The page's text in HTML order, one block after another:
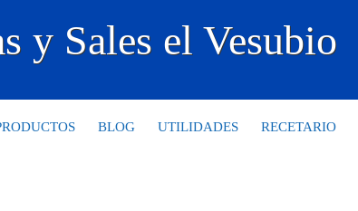
y Sales el Vesubio
BLOG UTILIDADES RECETARIO